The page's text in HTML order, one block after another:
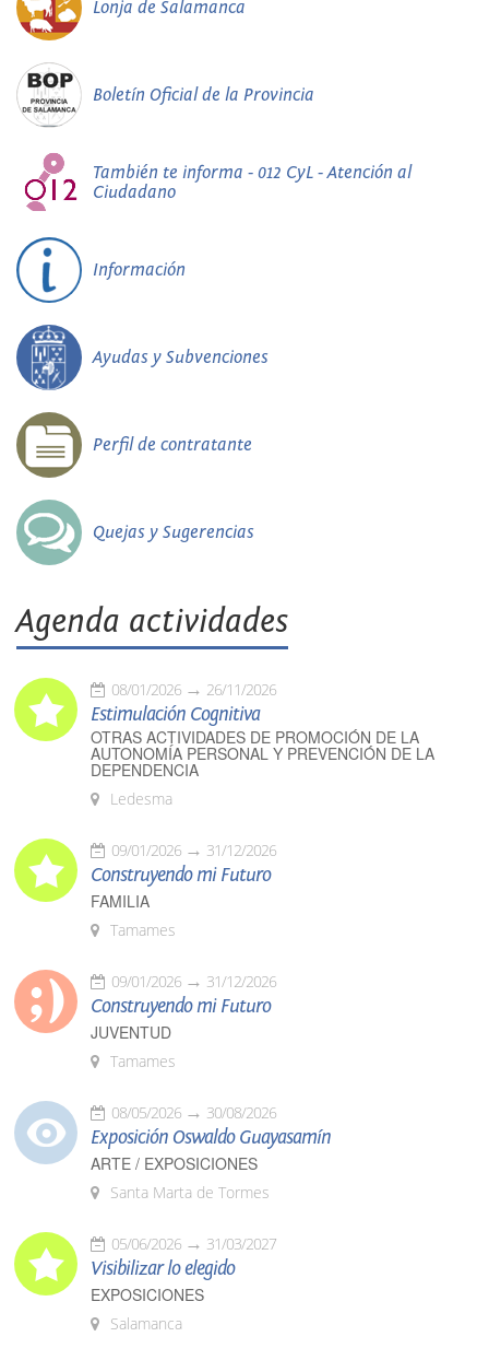
Lonja de Salamanca
Boletín Oficial de la Provincia
También te informa - 012 CyL - Atención al
Ciudadano
Información
Ayudas y Subvenciones
Perfil de contratante
Quejas y Sugerencias
Agenda actividades
08/01/2026 26/11/2026
Estimulación Cognitiva
OTRAS ACTIVIDADES DE PROMOCIÓN DE LA
AUTONOMÍA PERSONAL Y PREVENCIÓN DE LA
DEPENDENCIA
Ledesma
09/01/2026 31/12/2026
Construyendo mi Futuro
FAMILIA
Tamames
09/01/2026 31/12/2026
Construyendo mi Futuro
JUVENTUD
Tamames
08/05/2026 30/08/2026
Exposición Oswaldo Guayasamín
ARTE / EXPOSICIONES
Santa Marta de Tormes
05/06/2026 31/03/2027
Visibilizar lo elegido
EXPOSICIONES
Salamanca